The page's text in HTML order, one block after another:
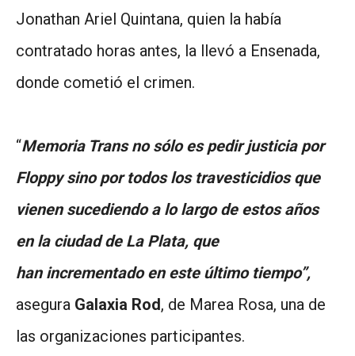
Jonathan Ariel Quintana, quien la había
contratado horas antes, la llevó a Ensenada,
donde cometió el crimen.
“Memoria Trans no sólo es pedir justicia por
Floppy sino por todos los travesticidios que
vienen sucediendo a lo largo de estos años
en la ciudad de La Plata, que
han incrementado en este último tiempo”,
asegura Galaxia Rod, de Marea Rosa, una de
las organizaciones participantes.